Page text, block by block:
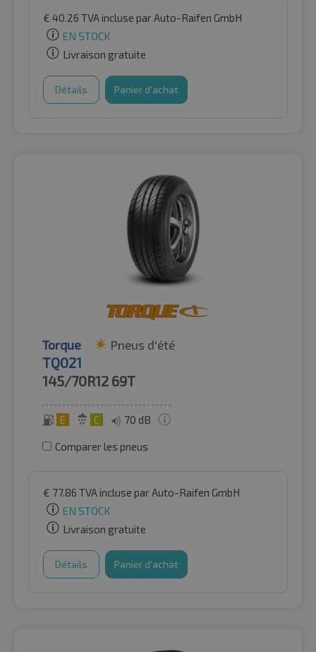
€ 40.26 TVA incluse par Auto-Raifen GmbH
EN STOCK
Livraison gratuite
Détails Panier d'achat
Torque Pneus d'été
TQ021
145/70R12 69T
E C 70 dB
Comparer les pneus
€ 77.86 TVA incluse par Auto-Raifen GmbH
EN STOCK
Livraison gratuite
Détails Panier d'achat